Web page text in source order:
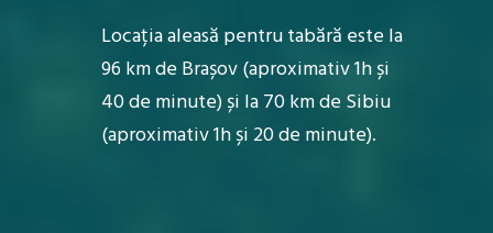
Locația aleasă pentru tabără este la
96 km de Brașov (aproximativ 1h și
40 de minute) și la 70 km de Sibiu
(aproximativ 1h și 20 de minute).